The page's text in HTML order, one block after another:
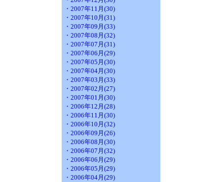
・2007年11月(30)
・2007年10月(31)
・2007年09月(33)
・2007年08月(32)
・2007年07月(31)
・2007年06月(29)
・2007年05月(30)
・2007年04月(30)
・2007年03月(33)
・2007年02月(27)
・2007年01月(30)
・2006年12月(28)
・2006年11月(30)
・2006年10月(32)
・2006年09月(26)
・2006年08月(30)
・2006年07月(32)
・2006年06月(29)
・2006年05月(29)
・2006年04月(29)